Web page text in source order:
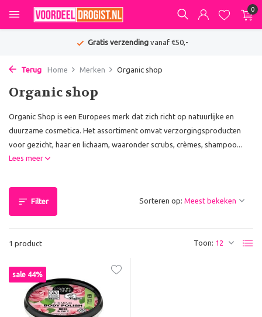
0
Gratis verzendingvanaf €50,-
Terug Home Merken Organic shop
Organic shop
Organic Shop is een Europees merk dat zich richt op natuurlijke en
duurzame cosmetica. Het assortiment omvat verzorgingsproducten
voor gezicht, haar en lichaam, waaronder scrubs, crèmes, shampoo...
Lees meer
Filter
1 product Toon:
Sorteren op:
sale 44%